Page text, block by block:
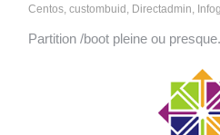
Centos,custombuid , Directadmin,
Partition /boot pleine ou presque.